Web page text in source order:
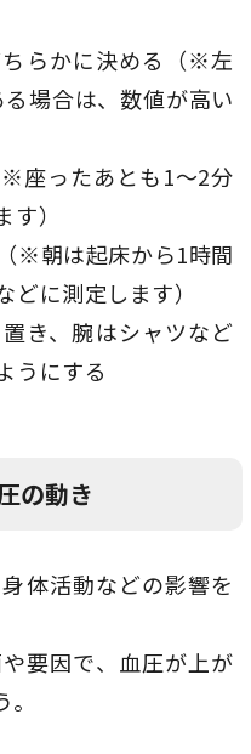
ちらかに決める（※左
場合は、数値が高い
座ったあとも1～2分
）
※朝は起床から1時間
に測定します）
き、腕はシャツなど
うにする
の動き
体活動などの影響を
要因で、血圧が上が